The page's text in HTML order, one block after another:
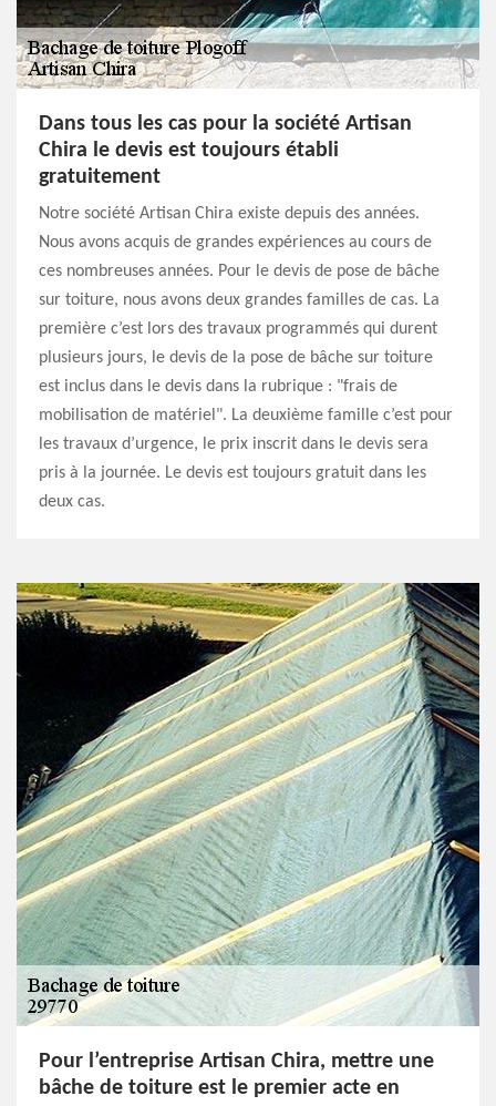
Dans tous les cas pour la société Artisan
Chira le devis est toujours établi
gratuitement
Notre société Artisan Chira existe depuis des années.
Nous avons acquis de grandes expériences au cours de
ces nombreuses années. Pour le devis de pose de bâche
sur toiture, nous avons deux grandes familles de cas. La
première c’est lors des travaux programmés qui durent
plusieurs jours, le devis de la pose de bâche sur toiture
est inclus dans le devis dans la rubrique : "frais de
mobilisation de matériel". La deuxième famille c’est pour
les travaux d’urgence, le prix inscrit dans le devis sera
pris à la journée. Le devis est toujours gratuit dans les
deux cas.
Pour l’entreprise Artisan Chira, mettre une
bâche de toiture est le premier acte en